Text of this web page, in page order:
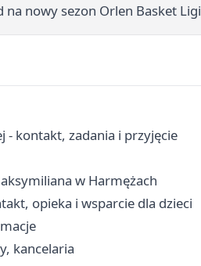
na nowy sezon Orlen Basket Ligi
- kontakt, zadania i przyjęcie
w Harmężach
opieka i wsparcie dla dzieci
kancelaria